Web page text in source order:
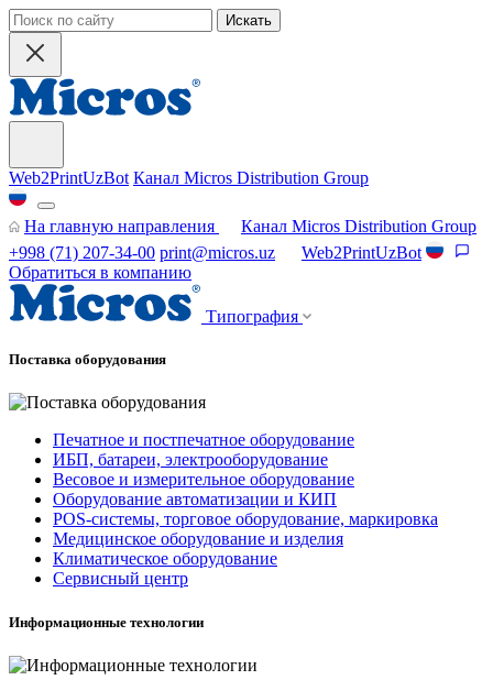
Искать
Web2PrintUzBot Канал Micros Distribution Group
На главную направления
Канал Micros Distribution Group
+998 (71) 207-34-00 print@micros.uz
Web2PrintUzBot
Обратиться в компанию
Типография
Поставка оборудования
Печатное и постпечатное оборудование
ИБП, батареи, электрооборудование
Весовое и измерительное оборудование
Оборудование автоматизации и КИП
POS-системы, торговое оборудование, маркировка
Медицинское оборудование и изделия
Климатическое оборудование
Сервисный центр
Информационные технологии